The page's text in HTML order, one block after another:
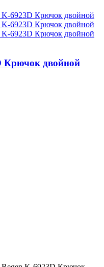
Крючок двойной